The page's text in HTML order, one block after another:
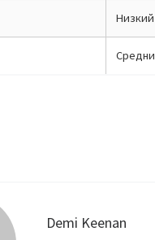
Низкий
Demi Keenan